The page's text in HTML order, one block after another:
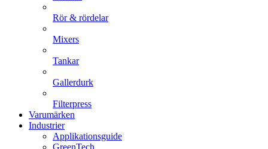
Rör & rördelar
Mixers
Tankar
Gallerdurk
Filterpress
Varumärken
Industrier
Applikationsguide
GreenTech